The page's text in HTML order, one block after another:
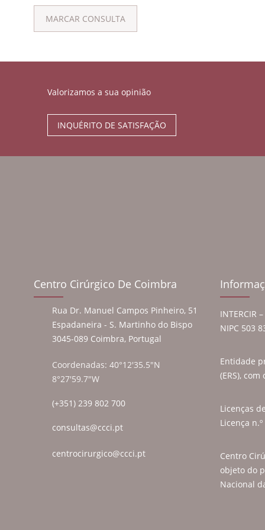
MARCAR CONSULTA
Valorizamos a sua opinião
INQUÉRITO DE SATISFAÇÃO
Centro Cirúrgico De Coimbra
Rua Dr. Manuel Campos Pinheiro, 51
Espadaneira - S. Martinho do Bispo
3045-089 Coimbra, Portugal
Coordenadas: 40°12'35.5"N
8°27'59.7"W
(+351) 239 802 700
consultas@ccci.pt
centrocirurgico@ccci.pt
INTERCIR
NIPC 503
Entidade
(ERS), com
Licenças
Licença
Centro
objeto do
Nacional